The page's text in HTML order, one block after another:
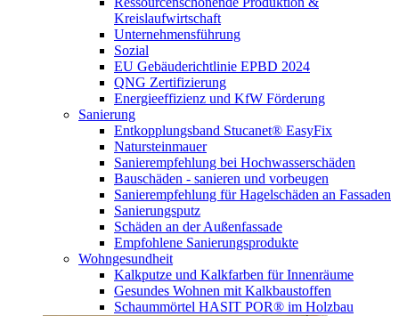
Kreislaufwirtschaft
Unternehmensführung
Sozial
EU Gebäuderichtlinie EPBD 2024
QNG Zertifizierung
Energieeffizienz und KfW Förderung
Sanierung
Entkopplungsband Stucanet® EasyFix
Natursteinmauer
Sanierempfehlung bei Hochwasserschäden
Bauschäden - sanieren und vorbeugen
Sanierempfehlung für Hagelschäden an Fassaden
Sanierungsputz
Schäden an der Außenfassade
Empfohlene Sanierungsprodukte
Wohngesundheit
Kalkputze und Kalkfarben für Innenräume
Gesundes Wohnen mit Kalkbaustoffen
Schaummörtel HASIT POR® im Holzbau